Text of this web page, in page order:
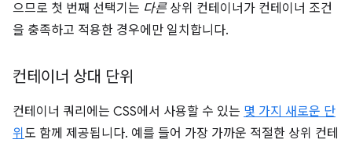
으므로 첫 번째 선택기는 다른 상위 컨테이너가 컨테이너 조건
을 충족하고 적용한 경우에만 일치합니다.
컨테이너 상대 단위
컨테이너 쿼리에는 CSS에서 사용할 수 있는 몇 가지 새로운 단
위 도 함께 제공됩니다. 예를 들어 가장 가까운 적절한 상위 컨테